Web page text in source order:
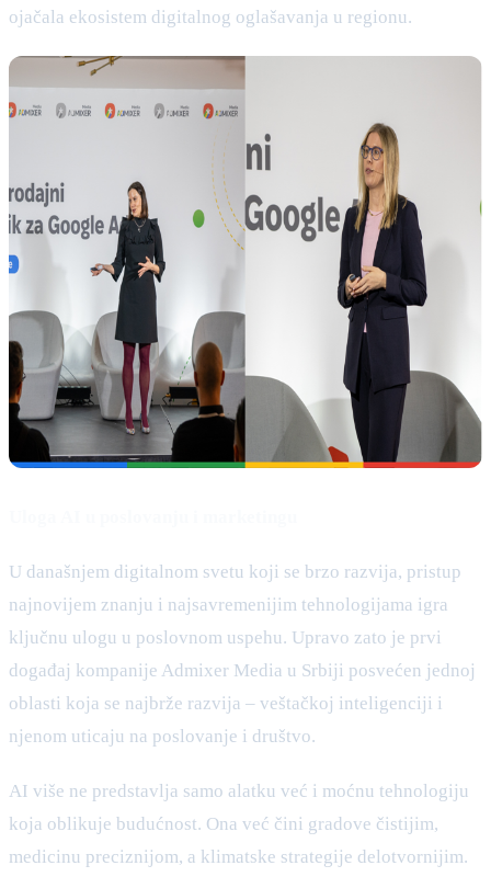
ojačala ekosistem digitalnog oglašavanja u regionu.
U današnjem digitalnom svetu koji se brzo razvija, pristup
najnovijem znanju i najsavremenijim tehnologijama igra
ključnu ulogu u poslovnom uspehu. Upravo zato je prvi
događaj kompanije Admixer Media u Srbiji posvećen jednoj
oblasti koja se najbrže razvija – veštačkoj inteligenciji i
njenom uticaju na poslovanje i društvo.
AI više ne predstavlja samo alatku već i moćnu tehnologiju
koja oblikuje budućnost. Ona već čini gradove čistijim,
medicinu preciznijom, a klimatske strategije delotvornijim.